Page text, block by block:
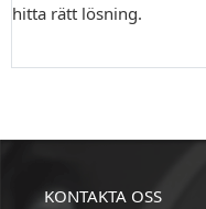
hitta rätt lösning.
KONTAKTA OSS